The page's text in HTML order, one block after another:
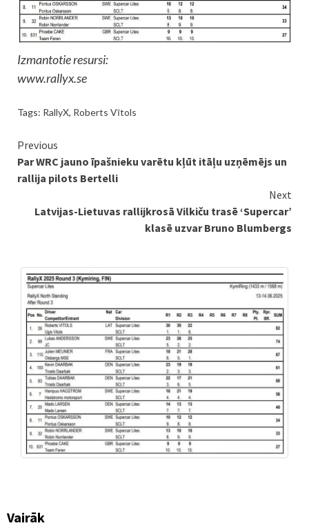
Izmantotie resursi:
www.rallyx.se
Tags: RallyX, Roberts Vītols
Continue
Reading
Previous
Par WRC jauno īpašnieku varētu kļūt itāļu uzņēmējs un
rallija pilots Bertelli
Next
Latvijas-Lietuvas rallijkrosā Vilkiču trasē ‘Supercar’
klasē uzvar Bruno Blumbergs
Vairāk